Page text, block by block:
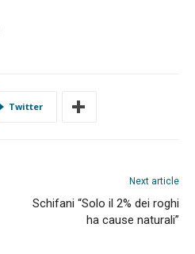
Twitter
Next article
Schifani “Solo il 2% dei roghi
ha cause naturali”